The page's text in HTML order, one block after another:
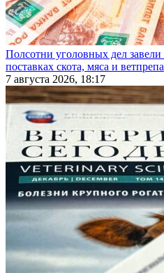
Полсотни уголовных дел
поставках скота, мяса и
7 августа 2026, 18:17